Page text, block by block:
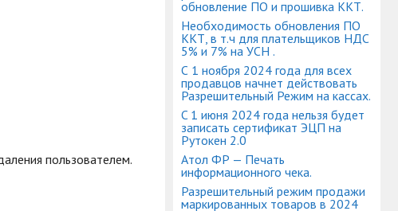
пользователем.
обновление ПО и прошивка ККТ.
Необходимость обновления ПО
ККТ, в т.ч для плательщиков НДС
5% и 7% на УСН .
С 1 ноября 2024 года для всех
продавцов начнет действовать
Разрешительный Режим на кассах.
C 1 июня 2024 года нельзя будет
записать cертификат ЭЦП на
Рутокен 2.0
Атол ФР — Печать
информационного чека.
Разрешительный режим продажи
маркированных товаров в 2024